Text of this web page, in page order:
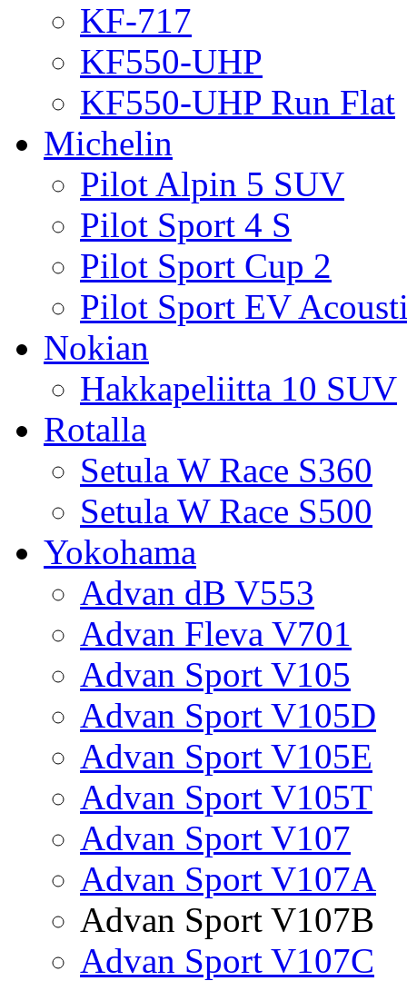
KF-717
KF550-UHP
KF550-UHP Run Flat
Michelin
Pilot Alpin 5 SUV
Pilot Sport 4 S
Pilot Sport Cup 2
Pilot Sport EV
Nokian
Hakkapeliitta 10 SUV
Rotalla
Setula W Race S360
Setula W Race S500
Yokohama
Advan dB V553
Advan Fleva V701
Advan Sport V105
Advan Sport V105D
Advan Sport V105E
Advan Sport V105T
Advan Sport V107
Advan Sport V107A
Advan Sport V107B
Advan Sport V107C